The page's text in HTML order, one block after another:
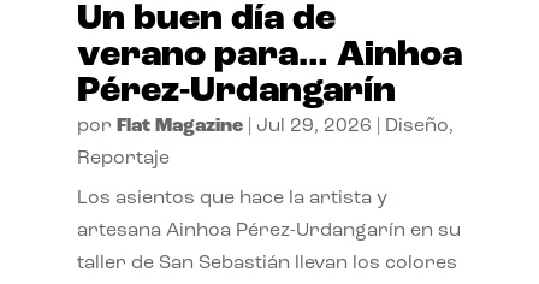
Un buen día de
verano para… Ainhoa
Pérez-Urdangarín
por Flat Magazine| Jul 29, 2026 Diseño,
Reportaje
Los asientos que hace la artista y
artesana Ainhoa Pérez-Urdangarín en su
taller de San Sebastián llevan los colores